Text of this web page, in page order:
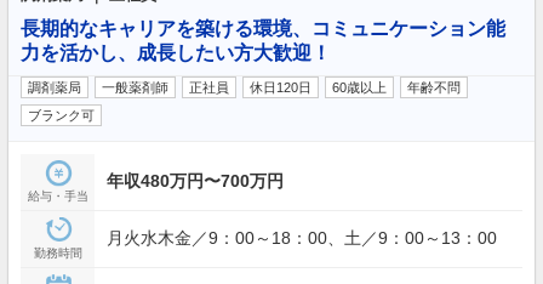
長期的なキャリアを築ける環境、コミュニケーション能
力を活かし、成長したい方大歓迎！
調剤薬局 一般薬剤師 正社員 休日120日 60歳以上
年齢不問
ブランク可
給与・手当
年収480万円〜700万円
勤務時間
月火水木金／9：00～18：00、土／9：00～13：00